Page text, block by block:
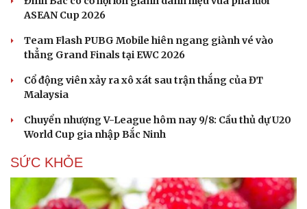
ASEAN Cup 2026
Team Flash PUBG Mobile hiên ngang giành vé vào
thẳng Grand Finals tại EWC 2026
Cổ động viên xảy ra xô xát sau trận thắng của ĐT
Malaysia
Chuyển nhượng V-League hôm nay 9/8: Cầu thủ dự U20
World Cup gia nhập Bắc Ninh
SỨC KHỎE